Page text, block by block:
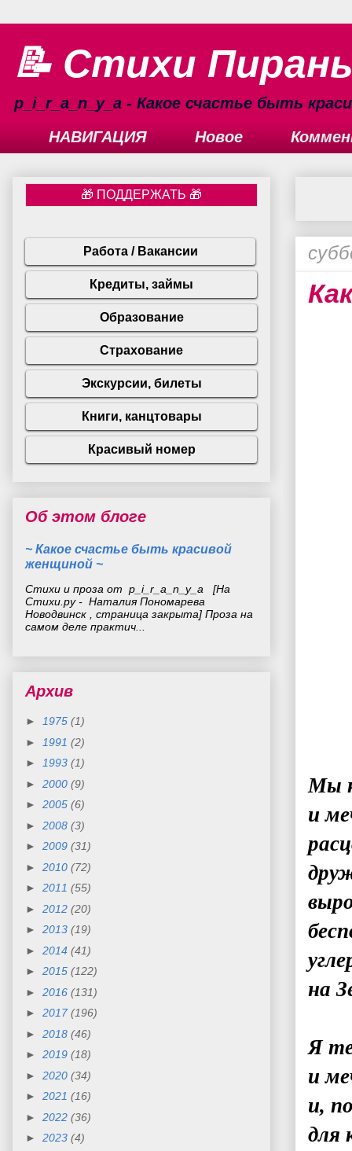
📝 Стихи
p_i_r_a_n_y_a - Какое счастье быть
НАВИГАЦИЯ
Новое
Мы
и
на
Я
и
и,
для
Об этом блоге
~ Какое счастье быть красивой
женщиной ~
Стихи и проза от p_i_r_a_n_y_a [На
Стихи.ру - Наталия Пономарева
Новодвинск , страница закрыта] Проза на
самом деле практич...
Архив
► 1975 (1)
►
1991 (2)
►
1993 (1)
► 2000 (9)
► 2005 (6)
► 2008 (3)
► 2009 (31)
► 2010 (72)
► 2011 (55)
► 2012 (20)
► 2013 (19)
► 2014 (41)
► 2015 (122)
► 2016 (131)
► 2017 (196)
► 2018 (46)
► 2019 (18)
► 2020 (34)
► 2021 (16)
► 2022 (36)
► 2023 (4)